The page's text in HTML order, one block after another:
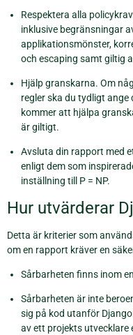
Respektera alla
inklusive begränsningar
applikationsmönster,
och escaping samt giltig
Hjälp granskarna. Om
regler ska du tydligt
kommer att hjälpa
är giltigt.
Avsluta din rapport med
enligt dem som
inställning till P = NP.
Hur utvärderar
Detta är kriterier som
om en rapport kräver en
Sårbarheten finns inom en
Sårbarheten är inte
sig på kod utanför
av ett projekts utvecklare